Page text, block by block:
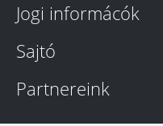
Jogi informácók
Sajtó
Partnereink